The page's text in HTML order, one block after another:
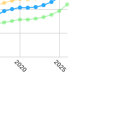
2020 2025